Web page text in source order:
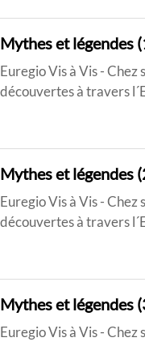
Mythes et légendes
Euregio Vis à Vis -
découvertes à travers
Mythes et légendes
Euregio Vis à Vis -
découvertes à travers
Mythes et légendes
Euregio Vis à Vis -